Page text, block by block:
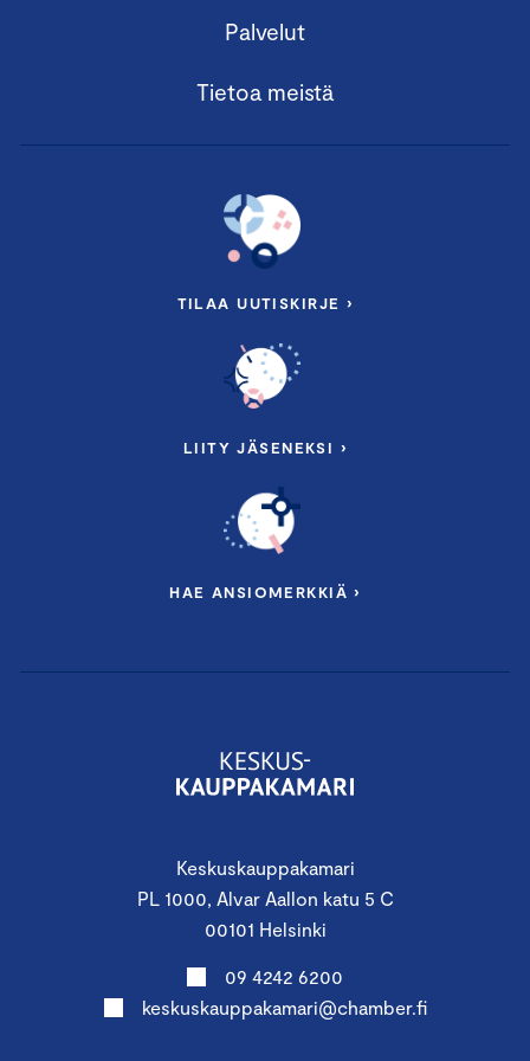
Keskuskauppakamari
PL 1000, Alvar Aallon katu 5 C
00101 Helsinki
09 4242 6200
keskuskauppakamari@chamber.fi
Palvelut
Tietoa meistä
TILAA UUTISKIRJE ›
LIITY JÄSENEKSI ›
HAE ANSIOMERKKIÄ ›